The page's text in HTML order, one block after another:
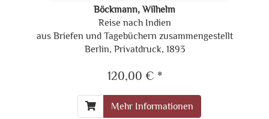
Böckmann, Wilhelm
Reise nach Indien
aus Briefen und Tagebüchern zusammengestellt
Berlin, Privatdruck, 1893
120,00 € *
Mehr Informationen